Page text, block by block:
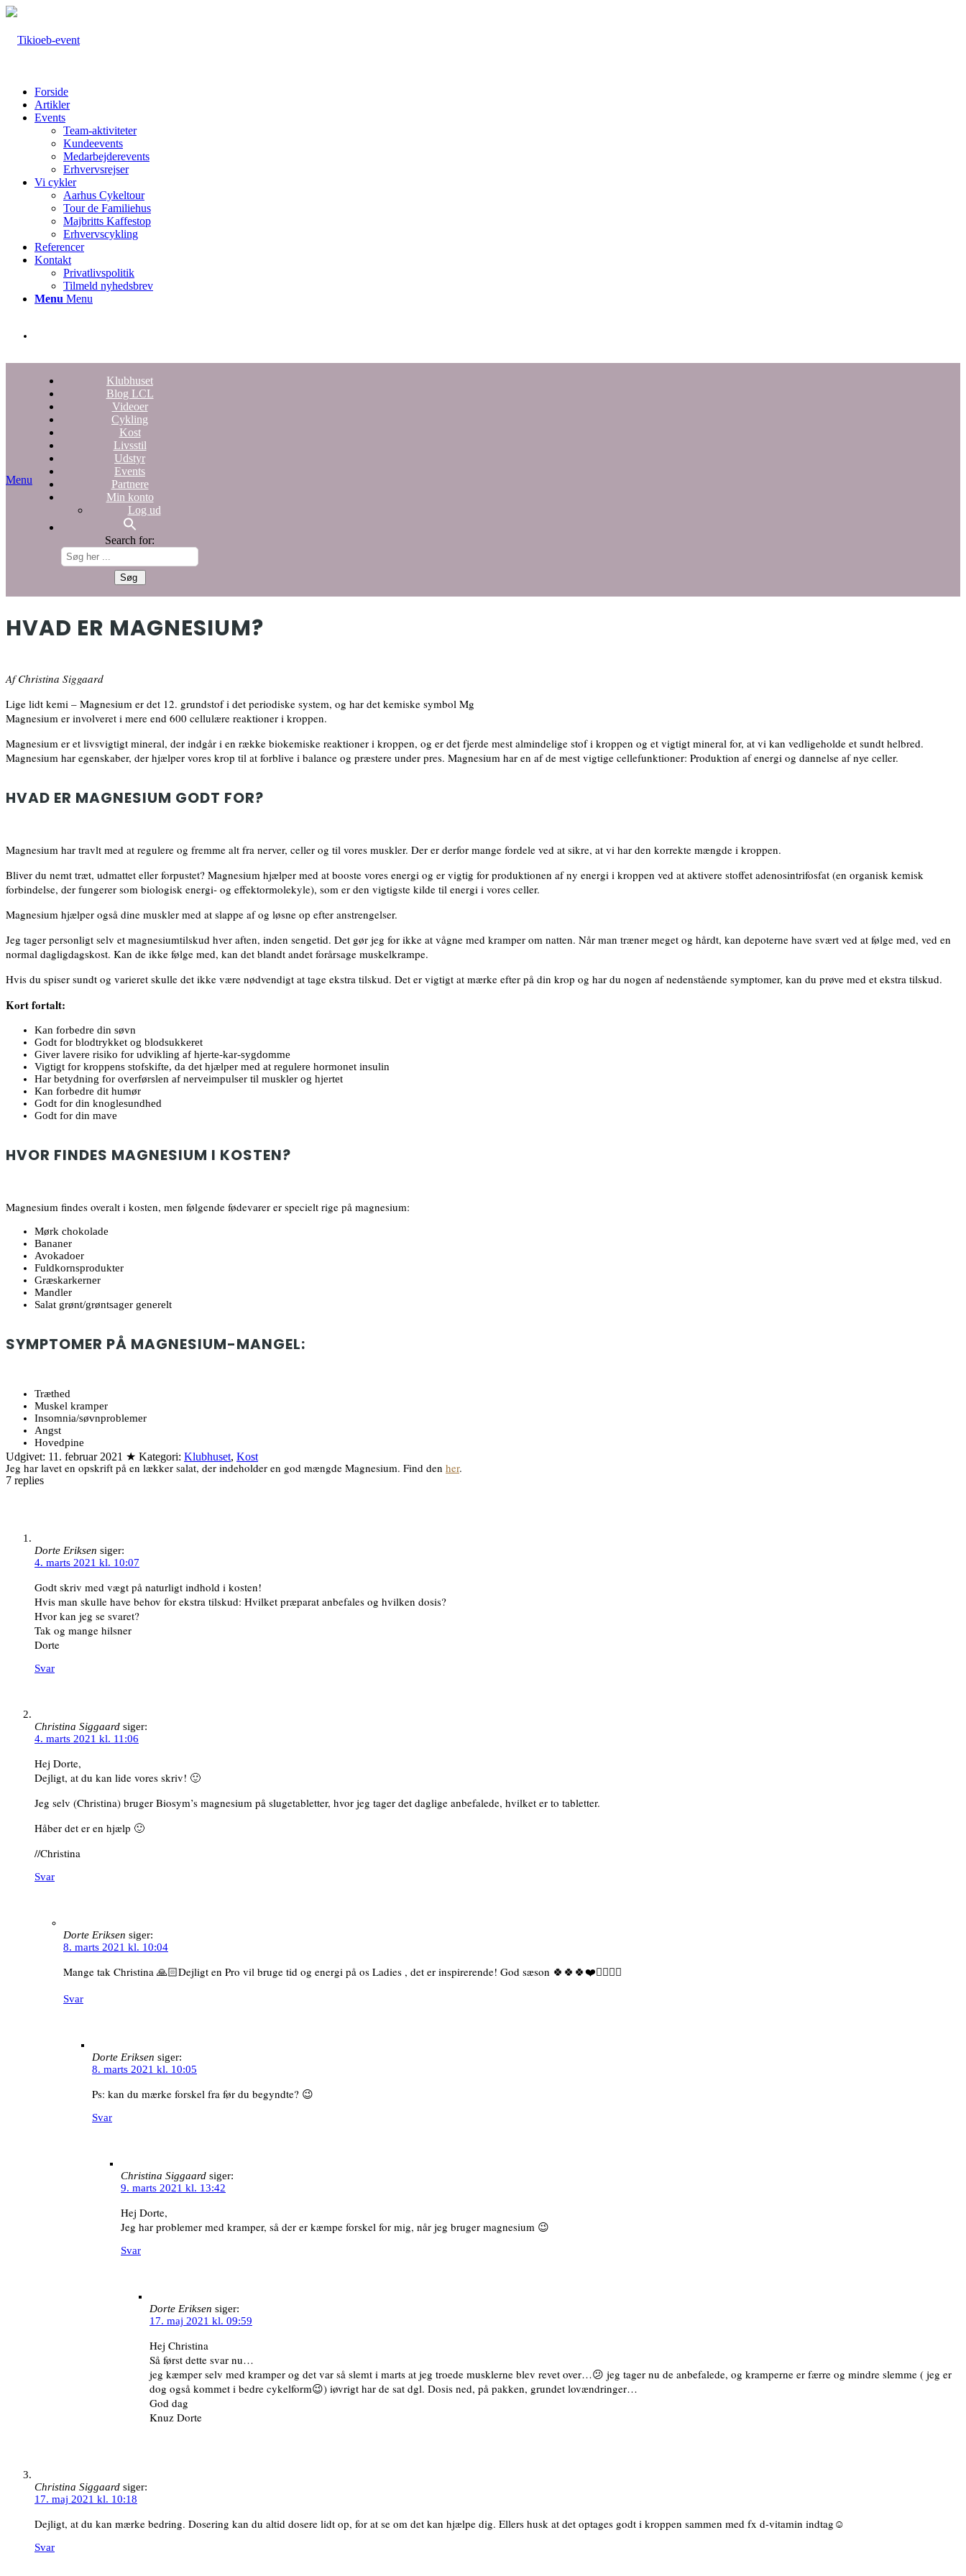
Forside
Artikler
Events
Team-aktiviteter
Kundeevents
Medarbejderevents
Erhvervsrejser
Vi cykler
Aarhus Cykeltour
Tour de Familiehus
Majbritts Kaffestop
Erhvervscykling
Referencer
Kontakt
Privatlivspolitik
Tilmeld nyhedsbrev
Menu Menu
Menu
Klubhuset
Blog LCL
Videoer
Cykling
Kost
Livsstil
Udstyr
Events
Partnere
Min konto
Log ud
Search for:
HVAD ER MAGNESIUM?
Af Christina Siggaard
Lige lidt kemi – Magnesium er det 12. grundstof i det periodiske system, og har det kemiske symbol Mg
Magnesium er involveret i mere end 600 cellulære reaktioner i kroppen.
Magnesium er et livsvigtigt mineral, der indgår i en række biokemiske reaktioner i kroppen, og er det fjerde mest almindelige stof i kroppen og et vigtigt mineral for, at vi kan vedligeholde et sundt helbred.
Magnesium har egenskaber, der hjælper vores krop til at forblive i balance og præstere under pres. Magnesium har en af de mest vigtige cellefunktioner: Produktion af energi og dannelse af nye celler.
HVAD ER MAGNESIUM GODT FOR?
Magnesium har travlt med at regulere og fremme alt fra nerver, celler og til vores muskler. Der er derfor mange fordele ved at sikre, at vi har den korrekte mængde i kroppen.
Bliver du nemt træt, udmattet eller forpustet? Magnesium hjælper med at booste vores energi og er vigtig for produktionen af ny energi i kroppen ved at aktivere stoffet adenosintrifosfat (en organisk kemisk
forbindelse, der fungerer som biologisk energi- og effektormolekyle), som er den vigtigste kilde til energi i vores celler.
Magnesium hjælper også dine muskler med at slappe af og løsne op efter anstrengelser.
Jeg tager personligt selv et magnesiumtilskud hver aften, inden sengetid. Det gør jeg for ikke at vågne med kramper om natten. Når man træner meget og hårdt, kan depoterne have svært ved at følge med, ved en
normal dagligdagskost. Kan de ikke følge med, kan det blandt andet forårsage muskelkrampe.
Hvis du spiser sundt og varieret skulle det ikke være nødvendigt at tage ekstra tilskud. Det er vigtigt at mærke efter på din krop og har du nogen af nedenstående symptomer, kan du prøve med et ekstra tilskud.
Kort fortalt:
Kan forbedre din søvn
Godt for blodtrykket og blodsukkeret
Giver lavere risiko for udvikling af hjerte-kar-sygdomme
Vigtigt for kroppens stofskifte, da det hjælper med at regulere hormonet insulin
Har betydning for overførslen af nerveimpulser til muskler og hjertet
Kan forbedre dit humør
Godt for din knoglesundhed
Godt for din mave
HVOR FINDES MAGNESIUM I KOSTEN?
Magnesium findes overalt i kosten, men følgende fødevarer er specielt rige på magnesium:
Mørk chokolade
Bananer
Avokadoer
Fuldkornsprodukter
Græskarkerner
Mandler
Salat grønt/grøntsager generelt
SYMPTOMER PÅ MAGNESIUM-MANGEL:
Træthed
Muskel kramper
Insomnia/søvnproblemer
Angst
Hovedpine
Jeg har lavet en opskrift på en lækker salat, der indeholder en god mængde Magnesium. Find den her.
Udgivet: 11. februar 2021 ★ Kategori: Klubhuset, Kost
7 replies
Dorte Eriksen siger:
4. marts 2021 kl. 10:07
Godt skriv med vægt på naturligt indhold i kosten!
Hvis man skulle have behov for ekstra tilskud: Hvilket præparat anbefales og hvilken dosis?
Hvor kan jeg se svaret?
Tak og mange hilsner
Dorte
Svar
Christina Siggaard siger:
4. marts 2021 kl. 11:06
Hej Dorte,
Dejligt, at du kan lide vores skriv! 🙂
Jeg selv (Christina) bruger Biosym’s magnesium på slugetabletter, hvor jeg tager det daglige anbefalede, hvilket er to tabletter.
Håber det er en hjælp 🙂
//Christina
Svar
Dorte Eriksen siger:
8. marts 2021 kl. 10:04
Mange tak Christina 🙏🏻Dejligt en Pro vil bruge tid og energi på os Ladies , det er inspirerende! God sæson 🍀🍀🍀❤️🚴‍♀️🙋‍♀️
Svar
Dorte Eriksen siger:
8. marts 2021 kl. 10:05
Ps: kan du mærke forskel fra før du begyndte? 😉
Svar
Christina Siggaard siger:
9. marts 2021 kl. 13:42
Hej Dorte,
Jeg har problemer med kramper, så der er kæmpe forskel for mig, når jeg bruger magnesium 😉
Svar
Dorte Eriksen siger:
17. maj 2021 kl. 09:59
Hej Christina
Så først dette svar nu…
jeg kæmper selv med kramper og det var så slemt i marts at jeg troede musklerne blev revet over…😕 jeg tager nu de anbefalede, og kramperne er færre og mindre slemme ( jeg er
dog også kommet i bedre cykelform😉) iøvrigt har de sat dgl. Dosis ned, på pakken, grundet lovændringer…
God dag
Knuz Dorte
Christina Siggaard siger:
17. maj 2021 kl. 10:18
Dejligt, at du kan mærke bedring. Dosering kan du altid dosere lidt op, for at se om det kan hjælpe dig. Ellers husk at det optages godt i kroppen sammen med fx d-vitamin indtag☺️
Svar